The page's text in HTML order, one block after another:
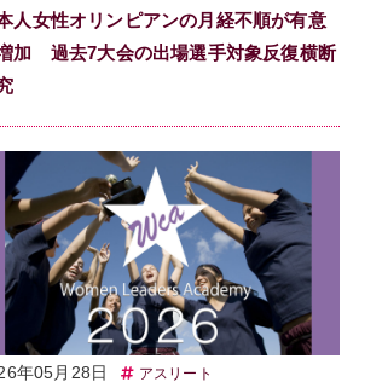
人女性オリンピアンの月経不順が有意
加 過去7大会の出場選手対象反復横断
年05月28日 アスリート